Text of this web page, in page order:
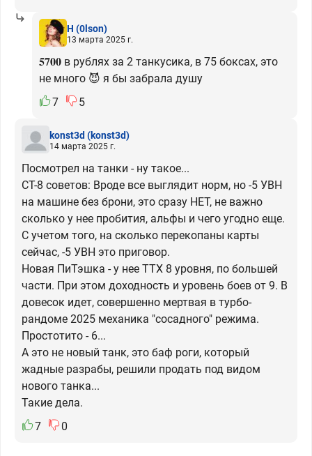
H (0lson)
13 марта 2025 г.
𝟓𝟕𝟎𝟎 в рублях за 2 танкусика, в 75 боксах, это
не много 😈 я бы забрала душу
7
5
konst3d(konst3d)
14 марта 2025 г.
Посмотрел на танки - ну такое...
СТ-8 советов: Вроде все выглядит норм, но -5 УВН
на машине без брони, это сразу НЕТ, не важно
сколько у нее пробития, альфы и чего угодно еще.
С учетом того, на сколько перекопаны карты
сейчас, -5 УВН это приговор.
Новая ПиТэшка - у нее ТТХ 8 уровня, по большей
части. При этом доходность и уровень боев от 9. В
довесок идет, совершенно мертвая в турбо-
рандоме 2025 механика "сосадного" режима.
Простотито - 6...
А это не новый танк, это баф роги, который
жадные разрабы, решили продать под видом
нового танка...
Такие дела.
7
0